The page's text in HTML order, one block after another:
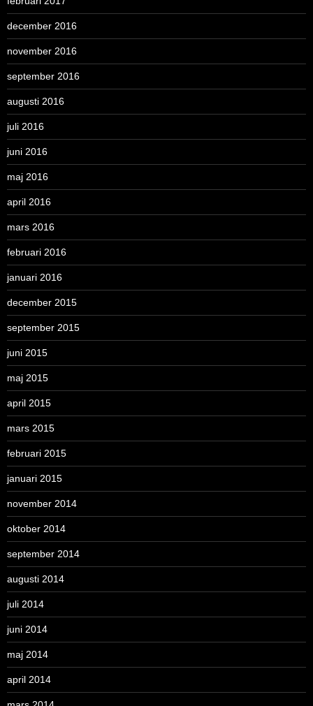
december 2016
november 2016
september 2016
augusti 2016
juli 2016
juni 2016
maj 2016
april 2016
mars 2016
februari 2016
januari 2016
december 2015
september 2015
juni 2015
maj 2015
april 2015
mars 2015
februari 2015
januari 2015
november 2014
oktober 2014
september 2014
augusti 2014
juli 2014
juni 2014
maj 2014
april 2014